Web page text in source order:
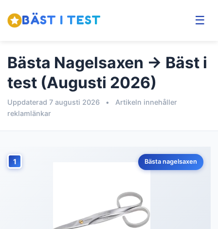
BÄST I TEST ☰
Bästa Nagelsaxen → Bäst i
test (Augusti 2026)
Uppdaterad 7 augusti 2026 •
Artikeln innehåller
reklamlänkar
1 Bästa nagelsaxen